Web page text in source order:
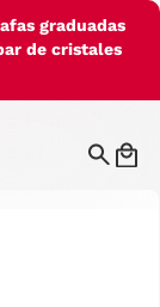
graduadas
de cristales